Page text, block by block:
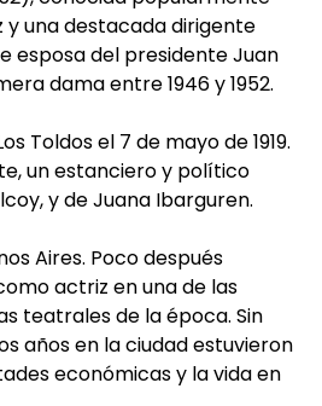
y una destacada dirigente
esposa del presidente Juan
dama entre 1946 y 1952.
Toldos el 7 de mayo de 1919.
un estanciero y político
y de Juana Ibarguren.
Aires. Poco después
actriz en una de las
teatrales de la época. Sin
años en la ciudad estuvieron
económicas y la vida en